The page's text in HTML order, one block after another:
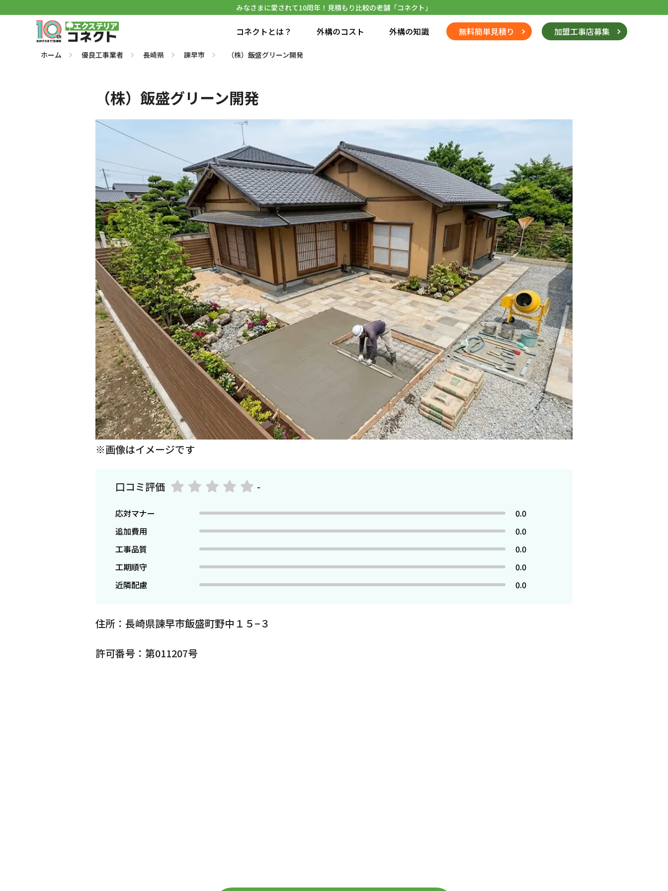
みなさまに愛されて10周年！見積もり比較の老舗「コネクト」
コネクトとは？ 外構のコスト 外構の知識 無料簡単見積り 加盟工事店募集
ホーム 優良工事業者 長崎県 諫早市 （株）飯盛グリーン開発
（株）飯盛グリーン開発
※画像はイメージです
口コミ評価 -
応対マナー
0.0
追加費用
0.0
工事品質
0.0
工期順守
0.0
近隣配慮
0.0
住所：長崎県諫早市飯盛町野中１５−３
許可番号：第011207号